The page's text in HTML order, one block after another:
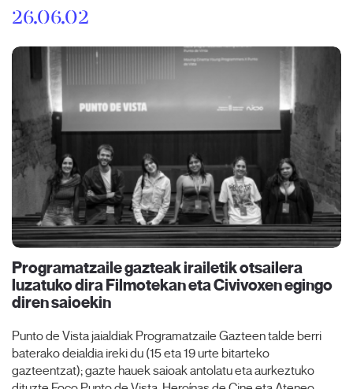
26.06.02
Programatzaile gazteak irailetik otsailera
luzatuko dira Filmotekan eta Civivoxen egingo
diren saioekin
Punto de Vista jaialdiak Programatzaile Gazteen talde berri
baterako deialdia ireki du (15 eta 19 urte bitarteko
gazteentzat); gazte hauek saioak antolatu eta aurkeztuko